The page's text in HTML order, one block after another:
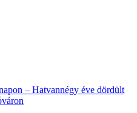
– Hatvannégy éve dördült